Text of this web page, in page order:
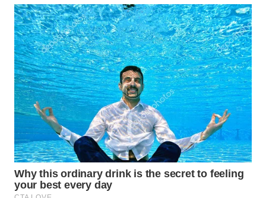
MANDALIKA
WN
LIKUPANG
WN
LABUANBAJO
WN
BORNEO
Wahana
Media
Group